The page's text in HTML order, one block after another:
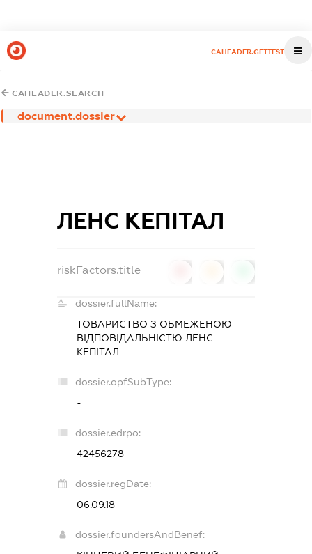
CAHEADER.GETTEST
CAHEADER.SEARCH
document.dossier
ЛЕНС КЕПІТАЛ
riskFactors.title
dossier.fullName:
ТОВАРИСТВО З ОБМЕЖЕНОЮ
ВІДПОВІДАЛЬНІСТЮ ЛЕНС
КЕПІТАЛ
dossier.opfSubType:
-
dossier.edrpo:
42456278
dossier.regDate:
06.09.18
dossier.foundersAndBenef: